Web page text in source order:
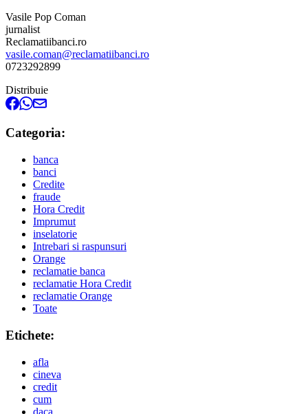
Vasile Pop Coman
jurnalist
Reclamatiibanci.ro
vasile.coman@reclamatiibanci.ro
0723292899
Distribuie
Categoria:
banca
banci
Credite
fraude
Hora Credit
Imprumut
inselatorie
Intrebari si raspunsuri
Orange
reclamatie banca
reclamatie Hora Credit
reclamatie Orange
Toate
Etichete:
afla
cineva
credit
cum
daca